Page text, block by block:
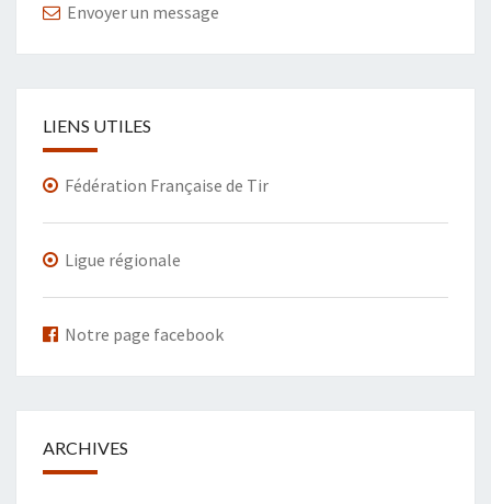
Envoyer un message
LIENS UTILES
Fédération Française de Tir
Ligue régionale
Notre page facebook
ARCHIVES